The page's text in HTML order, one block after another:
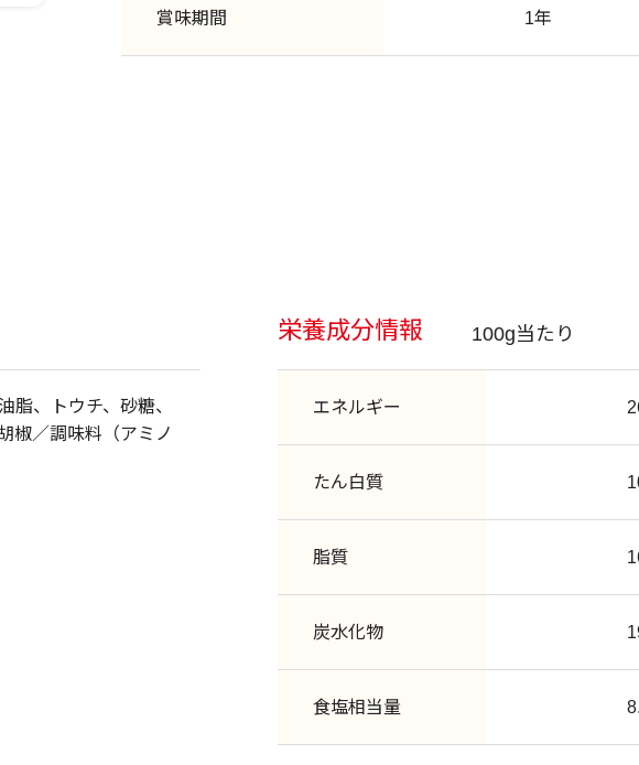
賞味期間 1年
脂、トウチ、砂糖、
椒／調味料（アミノ
栄養成分情報 100g当たり
エネルギー
たん白質
脂質
炭水化物
食塩相当量